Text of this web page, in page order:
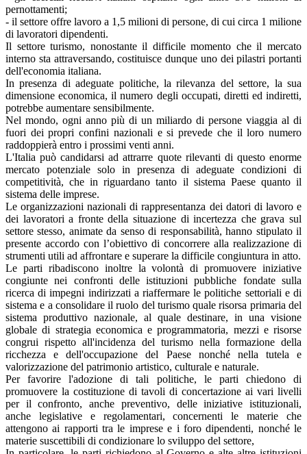
pernottamenti;
- il settore offre lavoro a 1,5 milioni di persone, di cui circa 1 milione
di lavoratori dipendenti.
Il settore turismo, nonostante il difficile momento che il mercato
interno sta attraversando, costituisce dunque uno dei pilastri portanti
dell'economia italiana.
In presenza di adeguate politiche, la rilevanza del settore, la sua
dimensione economica, il numero degli occupati, diretti ed indiretti,
potrebbe aumentare sensibilmente.
Nel mondo, ogni anno più di un miliardo di persone viaggia al di
fuori dei propri confini nazionali e si prevede che il loro numero
raddoppierà entro i prossimi venti anni.
L'Italia può candidarsi ad attrarre quote rilevanti di questo enorme
mercato potenziale solo in presenza di adeguate condizioni di
competitività, che in riguardano tanto il sistema Paese quanto il
sistema delle imprese.
Le organizzazioni nazionali di rappresentanza dei datori di lavoro e
dei lavoratori a fronte della situazione di incertezza che grava sul
settore stesso, animate da senso di responsabilità, hanno stipulato il
presente accordo con l’obiettivo di concorrere alla realizzazione di
strumenti utili ad affrontare e superare la difficile congiuntura in atto.
Le parti ribadiscono inoltre la volontà di promuovere iniziative
congiunte nei confronti delle istituzioni pubbliche fondate sulla
ricerca di impegni indirizzati a riaffermare le politiche settoriali e di
sistema e a consolidare il ruolo del turismo quale risorsa primaria del
sistema produttivo nazionale, al quale destinare, in una visione
globale di strategia economica e programmatoria, mezzi e risorse
congrui rispetto all'incidenza del turismo nella formazione della
ricchezza e dell'occupazione del Paese nonché nella tutela e
valorizzazione del patrimonio artistico, culturale e naturale.
Per favorire l'adozione di tali politiche, le parti chiedono di
promuovere la costituzione di tavoli di concertazione ai vari livelli
per il confronto, anche preventivo, delle iniziative istituzionali,
anche legislative e regolamentari, concernenti le materie che
attengono ai rapporti tra le imprese e i foro dipendenti, nonché le
materie suscettibili di condizionare lo sviluppo del settore,